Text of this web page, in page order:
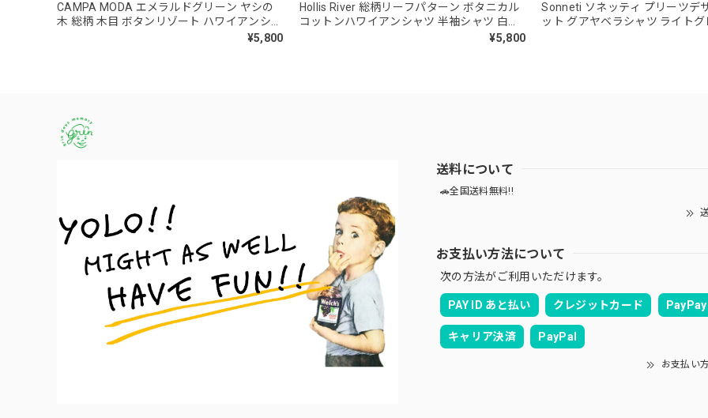
CAMPA MODA エメラルドグリーン ヤシの
木 総柄 木目 ボタンリゾート ハワイアンシャ
ツ 半袖 レーヨン USED ヴィンテージ ビンテ
¥5,800
Hollis River 総柄リーフパターン ボタニカル
コットンハワイアンシャツ 半袖シャツ 白茶
系 リゾート USED ヴィンテージ ビンテージ
¥5,800
Sonneti ソネッティ プリーツデ
ット グアヤベラシャツ ライトグ
半袖 USED ヴィンテージ ビンテ
送料について
🚗全国送料無料!!
お支払い方法について
次の方法がご利用いただけます。
PAY ID あと払い クレジットカード PayPay
キャリア決済 PayPal
お支払い